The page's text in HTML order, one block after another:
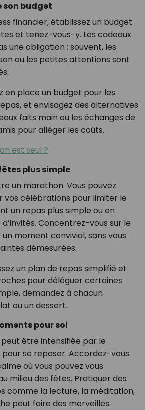
son budget
financier, établissez un budget
et tenez-vous-y. Les cadeaux
une obligation ; souvent, les
ou les petites attentions sont
en place un budget pour les
et envisagez des alternatives
faits main ou les échanges de
pour alléger les coûts.
est seul ?
plus simple
un marathon. Vous pouvez
vos célébrations pour limiter le
un repas plus simple ou en
Concentrez-vous sur le
moment convivial, sans vous
démesurées.
un plan de repas simplifié et
pour déléguer certaines
demandez à chacun
ou un dessert.
pour soi
peut être intensifiée par le
se reposer. Accordez-vous
où vous pouvez vous
milieu des fêtes. Pratiquer des
comme la lecture, la méditation,
peut faire des merveilles.